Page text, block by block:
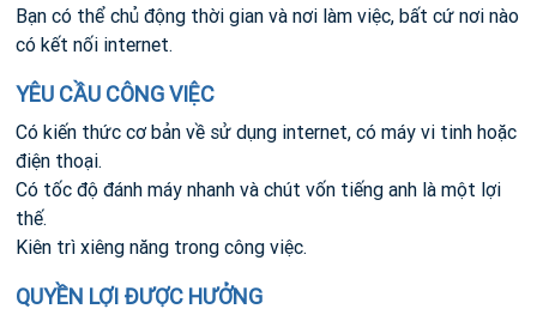
Bạn có thể chủ động thời gian và nơi làm việc, bất cứ nơi nào
có kết nối internet.
YÊU CẦU CÔNG VIỆC
Có kiến thức cơ bản về sử dụng internet, có máy vi tinh hoặc
điện thoại.
Có tốc độ đánh máy nhanh và chút vốn tiếng anh là một lợi
thế.
Kiên trì xiêng năng trong công việc.
QUYỀN LỢI ĐƯỢC HƯỞNG